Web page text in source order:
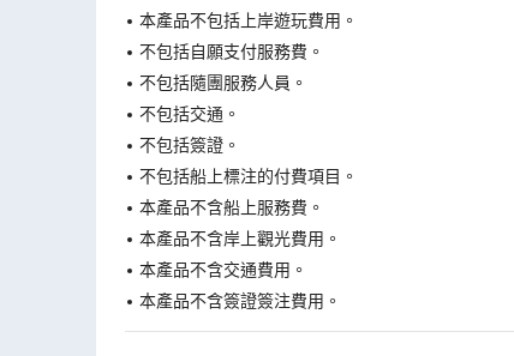
本產品不包括上岸遊玩費用。
不包括自願支付服務費。
不包括隨團服務人員。
不包括交通。
不包括簽證。
不包括船上標注的付費項目。
本產品不含船上服務費。
本產品不含岸上觀光費用。
本產品不含交通費用。
本產品不含簽證簽注費用。